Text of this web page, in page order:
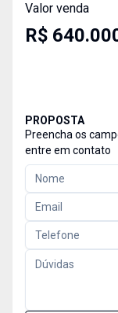
Valor venda
R$
PROPOSTA
Preencha os
entre em contato